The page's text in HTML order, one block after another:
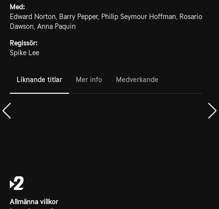
Med:
Edward Norton, Barry Pepper, Philip Seymour Hoffman, Rosario
Dawson, Anna Paquin
Regissör:
Spike Lee
Liknande titlar Mer info Medverkande
Allmänna villkor